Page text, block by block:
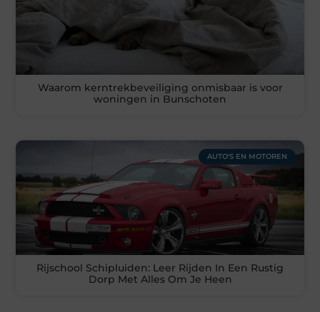
Waarom kerntrekbeveiliging onmisbaar is voor
woningen in Bunschoten
AUTO'S EN MOTOREN
Rijschool Schipluiden: Leer Rijden In Een Rustig
Dorp Met Alles Om Je Heen